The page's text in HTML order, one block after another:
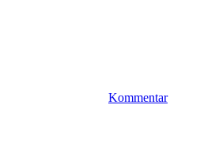
Kommentar